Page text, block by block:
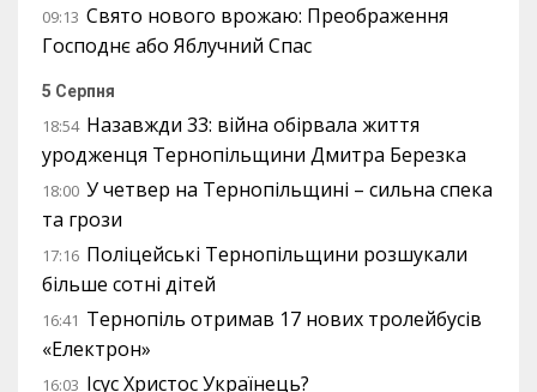
09:13 Свято нового врожаю: Преображення
Господнє або Яблучний Спас
5 Серпня
18:54 Назавжди 33: війна обірвала життя
уродженця Тернопільщини Дмитра Березка
18:00 У четвер на Тернопільщині – сильна спека
та грози
17:16 Поліцейські Тернопільщини розшукали
більше сотні дітей
16:41 Тернопіль отримав 17 нових тролейбусів
«Електрон»
16:03 Ісус Христос Українець?